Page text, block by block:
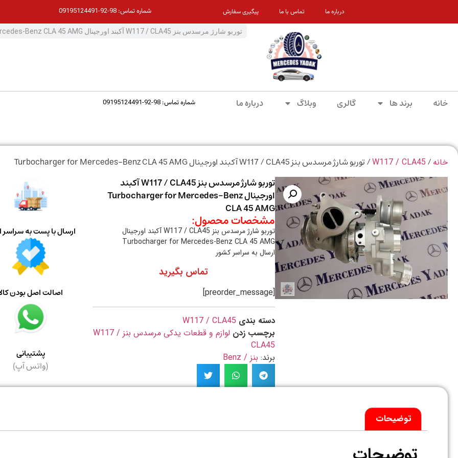
درباره ما تماس با ما پیگیری سفارش شماره تماس: 98-92-09195124491
خانه برند ها گالری وبلاگ درباره ما شماره تماس: 98-92-09195124491
خانه /
W117 / CLA45/ توربو شارژ مرسدس بنز W117 / CLA45 آکبند اورجینال Turbocharger for Mercedes-Benz CLA 45 AMG
توربو شارژ مرسدس بنز W117 / CLA45 آکبند
اورجینال Turbocharger for Mercedes-Benz
CLA 45 AMG
مشخصات محصول:
توربو شارژ مرسدس بنز W117 / CLA45 آکبند اورجینال
Turbocharger for Mercedes-Benz CLA 45 AMG
ارسال به سراسر کشور
تماس بگیرید
[preorder_message]
دسته بندی W117 / CLA45
برچسب زدن
لوازم و قطعات یدکی مرسدس بنز W117 /
CLA45
برند: بنز / Benz
ارسال با پست به سراسر
اصالت اصل بودن
پشتیبانی
(واتس آپ)
توضیحات